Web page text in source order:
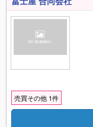
売買その他 1件